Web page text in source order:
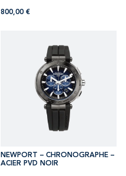
800,00 €
NEWPORT – CHRONOGRAPHE –
ACIER PVD NOIR